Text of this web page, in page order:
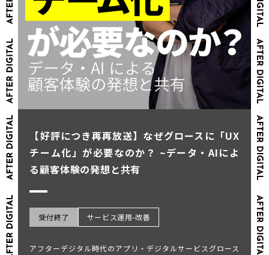
【好評につき再再放送】なぜグロースに「UX
チーム化」が必要なのか？ ~データ・AIによ
る顧客体験の発想と共有
受付終了 サービス運用-改善
アフターデジタル時代のアプリ・デジタルサービスグロース